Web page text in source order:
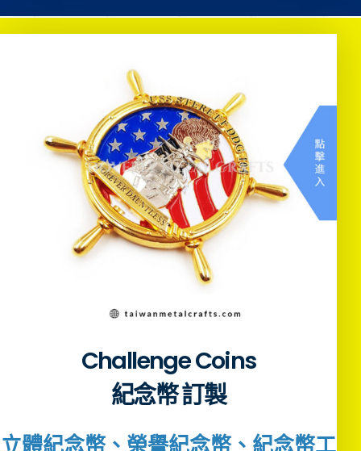
Challenge Coins
紀念幣 訂製
立體紀念幣、榮譽紀念幣、紀念幣工